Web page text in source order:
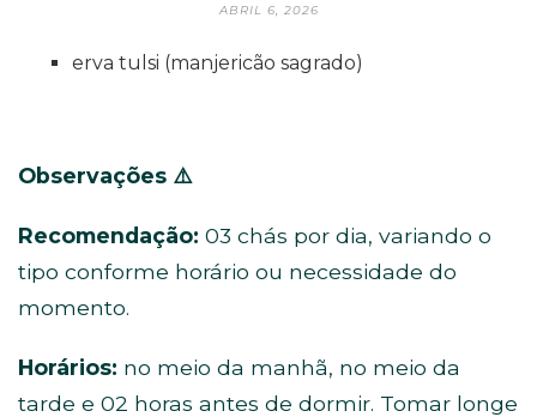
ABRIL 6, 2026
erva tulsi (manjericão sagrado)
Observações ⚠️
Recomendação: 03 chás por dia, variando o
tipo conforme horário ou necessidade do
momento.
Horários: no meio da manhã, no meio da
tarde e 02 horas antes de dormir. Tomar longe